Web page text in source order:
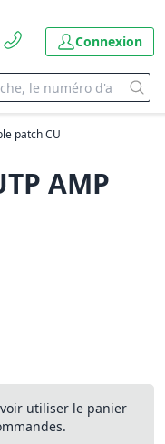
Connexion
patch CU
AMP
utiliser le panier